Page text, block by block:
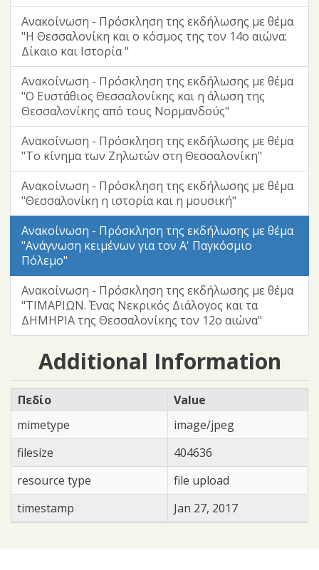
Ανακοίνωση - Πρόσκληση της εκδήλωσης με θέμα
"Η Θεσσαλονίκη και ο κόσμος της τον 14ο αιώνα:
Δίκαιο και Ιστορία "
Ανακοίνωση - Πρόσκληση της εκδήλωσης με θέμα
"Ο Ευστάθιος Θεσσαλονίκης και η άλωση της
Θεσσαλονίκης από τους Νορμανδούς"
Ανακοίνωση - Πρόσκληση της εκδήλωσης με θέμα
"Το κίνημα των Ζηλωτών στη Θεσσαλονίκη"
Ανακοίνωση - Πρόσκληση της εκδήλωσης με θέμα
"Θεσσαλονίκη η ιστορία και η μουσική"
Ανακοίνωση - Πρόσκληση της εκδήλωσης με θέμα
"Ανάγνωση κειμένων για τον Α' Παγκόσμιο
Πόλεμο"
Ανακοίνωση - Πρόσκληση της εκδήλωσης με θέμα
"ΤΙΜΑΡΙΩΝ. Ένας Νεκρικός Διάλογος και τα
ΔΗΜΗΡΙΑ της Θεσσαλονίκης τον 12ο αιώνα"
Additional Information
Πεδίο
Value
mimetype
image/jpeg
filesize
404636
resource type
file upload
timestamp
Jan 27, 2017